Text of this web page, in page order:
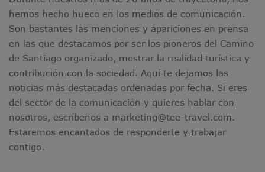
hemos hecho hueco en los medios de comunicación.
Son bastantes las menciones y apariciones en prensa
en las que destacamos por ser los pioneros del Camino
de Santiago organizado, mostrar la realidad turística y
contribución con la sociedad. Aquí te dejamos las
noticias más destacadas ordenadas por fecha. Si eres
del sector de la comunicación y quieres hablar con
nosotros, escríbenos a marketing@tee-travel.com.
Estaremos encantados de responderte y trabajar
contigo.